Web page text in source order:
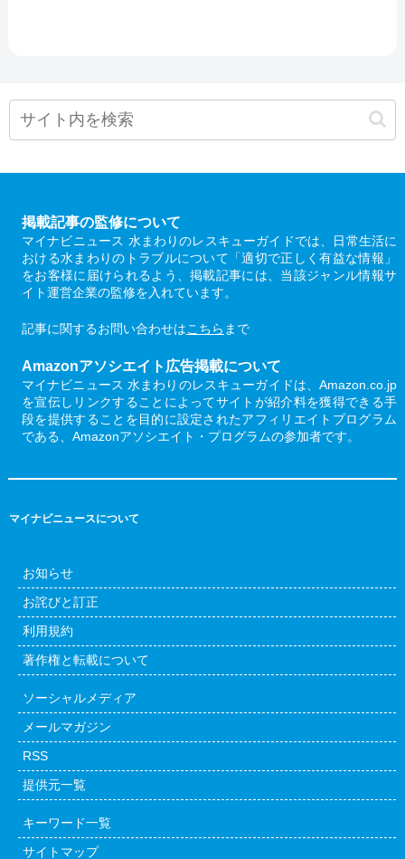
掲載記事の監修について
マイナビニュース 水まわりのレスキューガイドでは、日常生活に
おける水まわりのトラブルについて「適切で正しく有益な情報」
をお客様に届けられるよう、掲載記事には、当該ジャンル情報サ
イト運営企業の監修を入れています。
記事に関するお問い合わせはこちら まで
Amazonアソシエイト広告掲載について
マイナビニュース 水まわりのレスキューガイドは、Amazon.co.jp
を宣伝しリンクすることによってサイトが紹介料を獲得できる手
段を提供することを目的に設定されたアフィリエイトプログラム
である、Amazonアソシエイト・プログラムの参加者です。
マイナビニュースについて
お知らせ
お詫びと訂正
利用規約
著作権と転載について
ソーシャルメディア
メールマガジン
RSS
提供元一覧
キーワード一覧
サイトマップ